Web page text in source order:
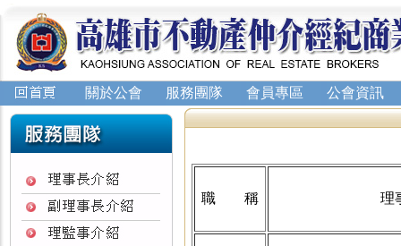
關於公會 服務團隊 會員專區 公會資訊
職 稱 理